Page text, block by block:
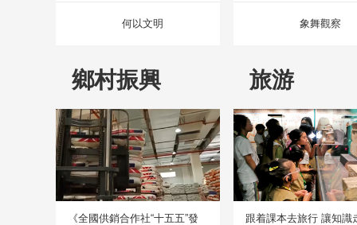
何以文明 象舞觀察
鄉村振興
《全國供銷合作社“十五五”發
旅游
跟着課本去旅行 讓知識